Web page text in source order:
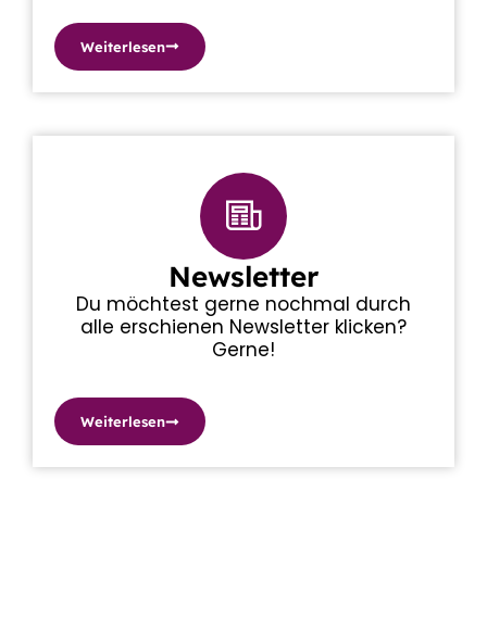
Weiterlesen
Newsletter
Du möchtest gerne nochmal durch
alle erschienen Newsletter klicken?
Gerne!
Weiterlesen